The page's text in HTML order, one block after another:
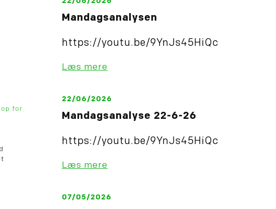
for
Mandagsanalysen
https://youtu.be/9YnJs45HiQc
Læs mere
22/06/2026
Mandagsanalyse 22-6-26
https://youtu.be/9YnJs45HiQc
Læs mere
07/05/2026